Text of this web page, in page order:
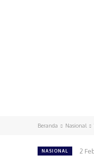
Beranda Nasional
NASIONAL 2